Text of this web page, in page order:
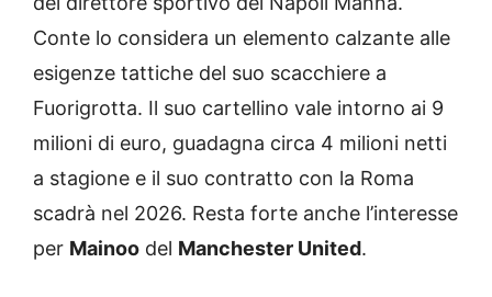
Conte lo considera un elemento calzante alle
esigenze tattiche del suo scacchiere a
Fuorigrotta. Il suo cartellino vale intorno ai 9
milioni di euro, guadagna circa 4 milioni netti
a stagione e il suo contratto con la Roma
scadrà nel 2026. Resta forte anche l’interesse
per Mainoo del Manchester United.